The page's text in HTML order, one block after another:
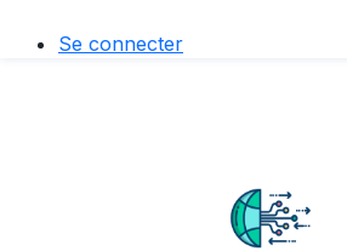
Se connecter